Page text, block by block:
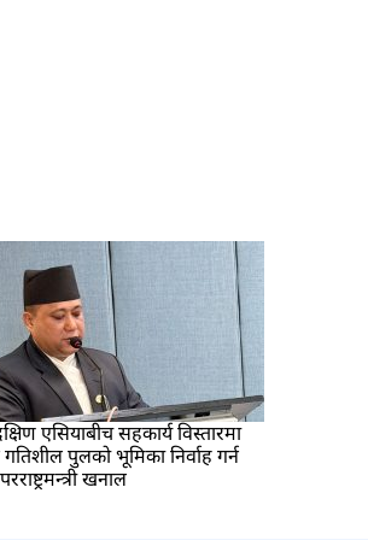
एसियाबीच सहकार्य विस्तारमा
पुलको भूमिका निर्वाह गर्न
खनाल